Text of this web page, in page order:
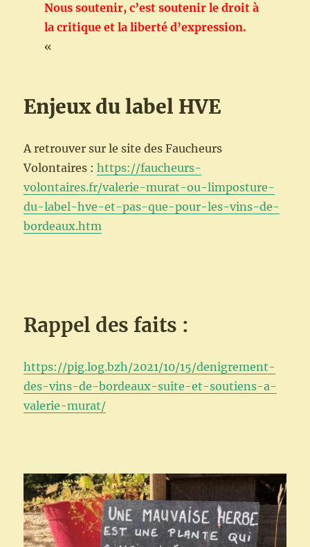
Nous soutenir, c’est soutenir le droit à
la critique et la liberté d’expression.
«
Enjeux du label HVE
A retrouver sur le site des Faucheurs
Volontaires :https://faucheurs-
volontaires.fr/valerie-murat-ou-limposture-
du-label-hve-et-pas-que-pour-les-vins-de-
bordeaux.htm
Rappel des faits :
https://pig.log.bzh/2021/10/15/denigrement-
des-vins-de-bordeaux-suite-et-soutiens-a-
valerie-murat/